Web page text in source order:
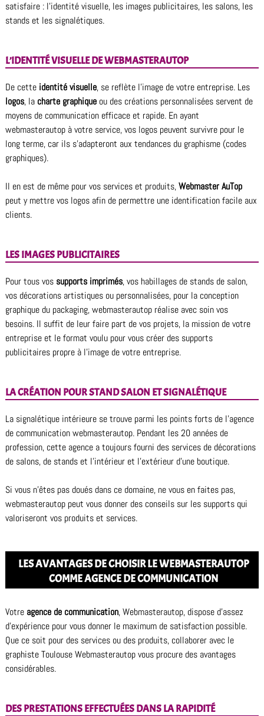
satisfaire : l’identité visuelle, les images publicitaires, les salons, les
stands et les signalétiques.
L’IDENTITÉ VISUELLE DE WEBMASTERAUTOP
De cette identité visuelle, se reflète l’image de votre entreprise. Les
logos, la charte graphique ou des créations personnalisées servent de
moyens de communication efficace et rapide. En ayant
webmasterautop à votre service, vos logos peuvent survivre pour le
long terme, car ils s’adapteront aux tendances du graphisme (codes
graphiques).
Il en est de même pour vos services et produits,Webmaster AuTop
peut y mettre vos logos afin de permettre une identification facile aux
clients.
LES IMAGES PUBLICITAIRES
Pour tous vos supports imprimés, vos habillages de stands de salon,
vos décorations artistiques ou personnalisées, pour la conception
graphique du packaging, webmasterautop réalise avec soin vos
besoins. Il suffit de leur faire part de vos projets, la mission de votre
entreprise et le format voulu pour vous créer des supports
publicitaires propre à l’image de votre entreprise.
LA CRÉATION POUR STAND SALON ET SIGNALÉTIQUE
La signalétique intérieure se trouve parmi les points forts de l’agence
de communication webmasterautop. Pendant les 20 années de
profession, cette agence a toujours fourni des services de décorations
de salons, de stands et l’intérieur et l’extérieur d’une boutique.
Si vous n’êtes pas doués dans ce domaine, ne vous en faites pas,
webmasterautop peut vous donner des conseils sur les supports qui
valoriseront vos produits et services.
LES AVANTAGES DE CHOISIR LE WEBMASTERAUTOP
COMME AGENCE DE COMMUNICATION
Votre agence de communication, Webmasterautop, dispose d’assez
d’expérience pour vous donner le maximum de satisfaction possible.
Que ce soit pour des services ou des produits, collaborer avec le
graphiste Toulouse Webmasterautop vous procure des avantages
considérables.
DES PRESTATIONS EFFECTUÉES DANS LA RAPIDITÉ